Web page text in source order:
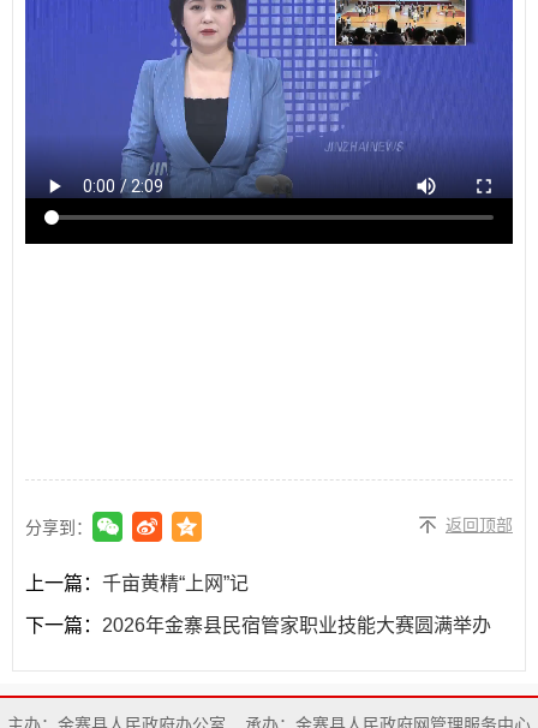
分享到： 返回顶部
上一篇： 千亩黄精“上网”记
下一篇： 2026年金寨县民宿管家职业技能大赛圆满举办
主办：金寨县人民政府办公室 承办：金寨县人民政府网管理服务中心